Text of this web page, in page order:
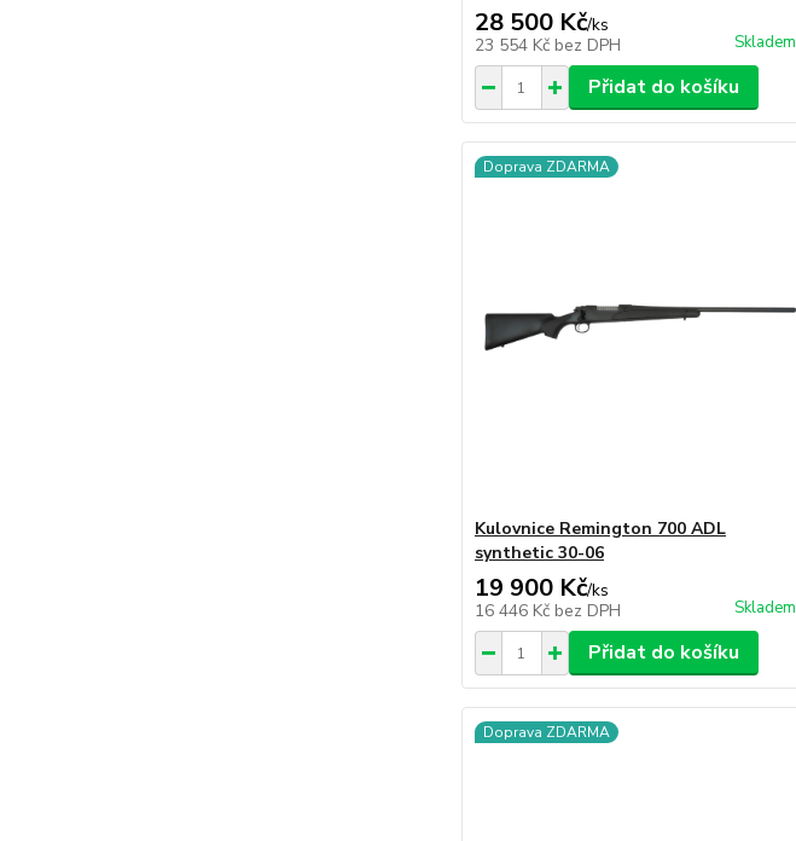
28 500 Kč/ks
23 554 Kč bez DPH Skladem
Přidat do košíku
Doprava ZDARMA
Kulovnice Remington 700 ADL
synthetic 30-06
19 900 Kč/ks
16 446 Kč bez DPH Skladem
Přidat do košíku
Doprava ZDARMA